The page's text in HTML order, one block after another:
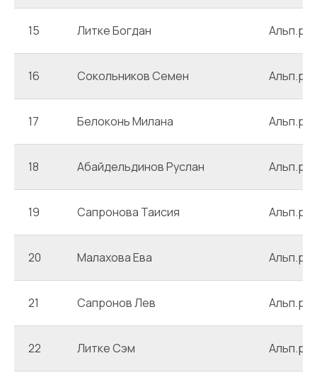
15 Литке Богдан
16 Сокольников Семен
17 Белоконь Милана
18 Абайдельдинов Руслан
19 Сапронова Таисия
20 Малахова Ева
21 Сапронов Лев
22 Литке Сэм